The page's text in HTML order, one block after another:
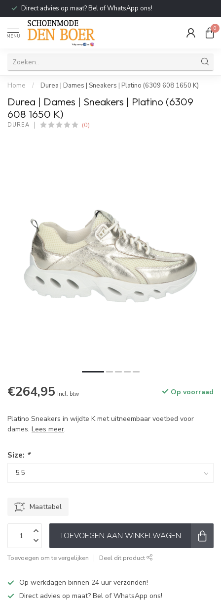
Direct advies op maat? Bel of WhatsApp ons!
MENU
0
Home / Durea | Dames | Sneakers | Platino (6309 608 1650 K)
Durea | Dames | Sneakers | Platino (6309
608 1650 K)
DUREA (0)
€264,95 Incl. btw Op voorraad
Platino Sneakers in wijdte K met uitneembaar voetbed voor
dames. Lees meer.
Size: *
Maattabel
TOEVOEGEN AAN WINKELWAGEN
Toevoegen om te vergelijken Deel dit product
Op werkdagen binnen 24 uur verzonden!
Direct advies op maat? Bel of WhatsApp ons!